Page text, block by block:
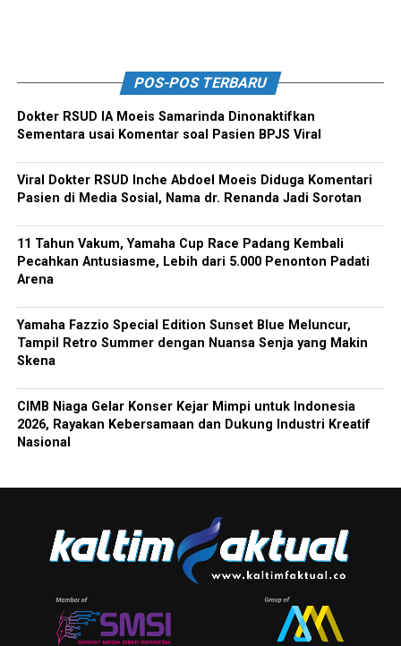
POS-POS TERBARU
Dokter RSUD IA Moeis Samarinda Dinonaktifkan
Sementara usai Komentar soal Pasien BPJS Viral
Viral Dokter RSUD Inche Abdoel Moeis Diduga Komentari
Pasien di Media Sosial, Nama dr. Renanda Jadi Sorotan
11 Tahun Vakum, Yamaha Cup Race Padang Kembali
Pecahkan Antusiasme, Lebih dari 5.000 Penonton Padati
Arena
Yamaha Fazzio Special Edition Sunset Blue Meluncur,
Tampil Retro Summer dengan Nuansa Senja yang Makin
Skena
CIMB Niaga Gelar Konser Kejar Mimpi untuk Indonesia
2026, Rayakan Kebersamaan dan Dukung Industri Kreatif
Nasional